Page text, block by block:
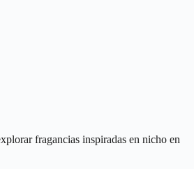
fragancias inspiradas en nicho en